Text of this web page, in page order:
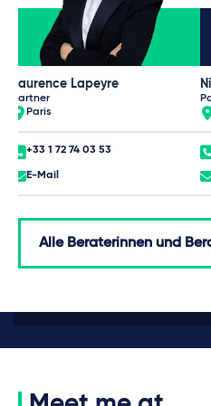
Laurence Lapeyre
Partner
Paris
+33 1 72 74 03 53
E-Mail
Alle Beraterinnen und